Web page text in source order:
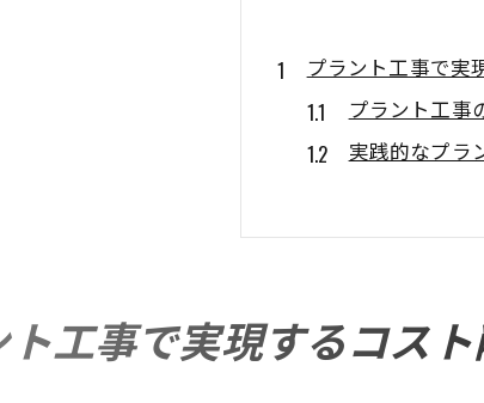
プラント工事で実
プラント工事
実践的なプラ
プラント工
現場の無駄を
これからの
効率化を図るプラ
ト工事で実現するコス